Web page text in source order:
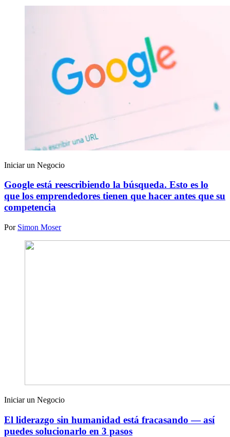
Iniciar un Negocio
Google está reescribiendo la búsqueda. Esto es lo
que los emprendedores tienen que hacer antes que su
competencia
Por Simon Moser
Iniciar un Negocio
El liderazgo sin humanidad está fracasando — así
puedes solucionarlo en 3 pasos